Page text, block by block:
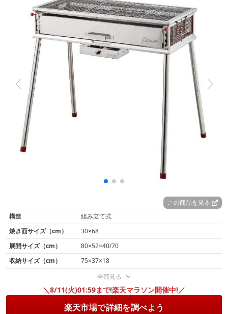
この商品を見る
構造
組み立て式
焼き面サイズ（cm）
30×68
展開サイズ（cm）
80×52×40/70
収納サイズ（cm）
75×37×18
全部見る
＼8/11(火)01:59まで!楽天マラソン開催中!／
楽天市場で詳細を調べよう